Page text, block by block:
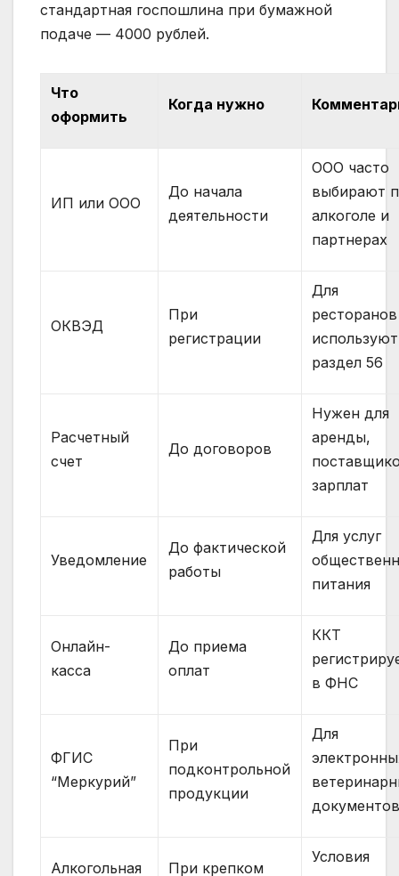
стандартная госпошлина при бумажной
подаче — 4000 рублей.
Что
оформить
Когда нужно
ИП или ООО
До начала
деятельности
ООО часто
выбирают
алкоголе и
партнерах
ОКВЭД
При
регистрации
Для
ресторанов
используют
раздел 56
Расчетный
счет
До договоров
Нужен для
аренды,
зарплат
Уведомление
До фактической
работы
Для услуг
питания
Онлайн-
касса
До приема
оплат
ККТ
в ФНС
ФГИС
“Меркурий”
При
подконтрольной
продукции
Для
Алкогольная
При крепком
Условия